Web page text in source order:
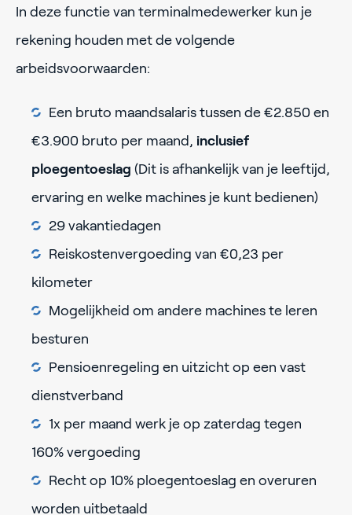
In deze functie van terminalmedewerker kun je
rekening houden met de volgende
arbeidsvoorwaarden:
Een bruto maandsalaris tussen de €2.850 en
€3.900 bruto per maand, inclusief
ploegentoeslag (Dit is afhankelijk van je leeftijd,
ervaring en welke machines je kunt bedienen)
29 vakantiedagen
Reiskostenvergoeding van €0,23 per
kilometer
Mogelijkheid om andere machines te leren
besturen
Pensioenregeling en uitzicht op een vast
dienstverband
1x per maand werk je op zaterdag tegen
160% vergoeding
Recht op 10% ploegentoeslag en overuren
worden uitbetaald